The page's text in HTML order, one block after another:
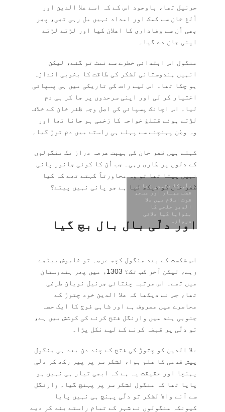
جرنیل تھا، باوجود اس کے کہ اسے علا الدین اور
اُلغ خان سے کمک اور امداد نہیں مل رہی تھی، پھر
بھی اُن سے وفاداری کا اعلان کیا اور لڑتے لڑتے
اپنی جان دے گیا۔
منگول اس ابتدائی خطرے سے نمٹ تو گئے، لیکن
انہیں ہندوستانی لشکر کی طاقت کا بخوبی اندازہ
ہو چکا تھا۔ اس لیے رات کی تاریکی میں ہی پسپائی
اختیار کر لی اور اپنی سرحدوں پر جا کر ہی دم
لیا۔ اس اچانک پسپائی کی اصل وجہ ظفر خان کے خلاف
لڑتے ہوئے قتلغ خواجہ کا زخمی ہو جانا تھا اور
وہ وطن پہنچنے سے پہلے ہی راستے میں دم توڑ گیا۔
کہتے ہیں ظفر خان کی ہیبت عرصہ دراز تک منگولوں
کے دلوں پر طاری رہی۔ جب اُن کا کوئی جانور پانی
نہیں پیتا تھا تو وہ محاورتاً کہتے تھے کہ کیا
ظفر خان کو دیکھ لیا ہے جو پانی نہیں پیتے؟
اور دلّی بال بال بچ گیا
دلّی کا مشہورِ زمانہ
قطب مینار اور مسجدِ
قوت اسلام میں علا
الدین خلجی کا
بنوایا گیا علائی
دروازہ
اس شکست کے بعد منگول کچھ عرصہ تو خاموش بیٹھے
رہے، لیکن آخر کب تک؟ 1303ء میں پھر ہندوستان
میں تھے۔ اس مرتبہ چغتائی جرنیل نویان طرغی
تھا، جس نے دیکھا کہ علا الدین خود چتوڑ کے
محاصرے میں مصروف ہے اور شاہی فوج کا ایک حصہ
جنوبی ہند میں وارنگل فتح کرنے کی کوشش میں ہے،
تو دلّی پر قبضہ کرنے کے لیے نکل پڑا۔
علا الدین کو چتوڑ کی فتح کے چند دن بعد ہی منگول
پیش قدمی کا علم ہوا، لشکر سر پر پیر رکھ کر دلّی
پہنچا اور حقیقت یہ ہے کہ ابھی تیار ہی نہیں ہو
پایا تھا کہ منگول لشکر سر پر پہنچ گیا۔ وارنگل
سے آنے والا لشکر تو دلّی پہنچ ہی نہیں پایا
کیونکہ منگولوں نے شہر کے تمام راستے بند کر دیے